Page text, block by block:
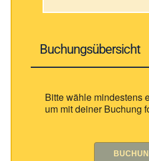
Buchungsübersicht
Bitte wähle mindestens
um mit deiner Buchung